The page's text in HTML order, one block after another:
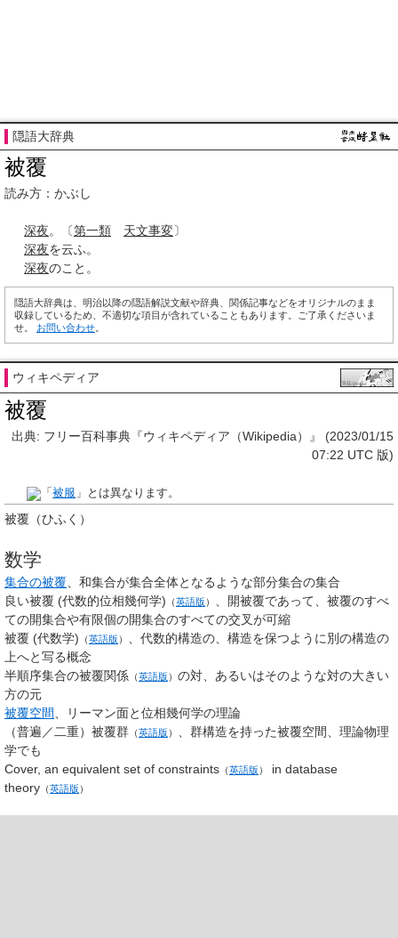
隠語大辞典
被覆
読み方：かぶし
深夜。〔第一類 天文事変〕
深夜を云ふ。
深夜のこと。
隠語大辞典は、明治以降の隠語解説文献や辞典、関係記事などをオリジナルのまま
収録しているため、不適切な項目が含れていることもあります。ご了承くださいま
せ。 お問い合わせ
ウィキペディア
被覆
出典: フリー百科事典『ウィキペディア（Wikipedia）』 (2023/01/15
07:22 UTC 版)
「被服 」とは異なります。
被覆 （ひふく）
数学
集合の被覆 、和集合が集合全体となるような部分集合の集合
良い被覆 (代数的位相幾何学) （英語版 ）
、開被覆であって、被覆のすべ
ての開集合や有限個の開集合のすべての交叉が可縮
被覆 (代数学) （英語版 ）
、代数的構造の、構造を保つように別の構造の
上へと写る概念
半順序集合の被覆関係 （英語版 ） の対、あるいはそのような対の大きい
方の元
被覆空間 、リーマン面と位相幾何学の理論
（普遍／二重） 被覆群 （英語版 ）
、群構造を持った被覆空間、理論物理
学でも
Cover, an equivalent set of constraints （英語版 ） in database
theory （英語版 ）